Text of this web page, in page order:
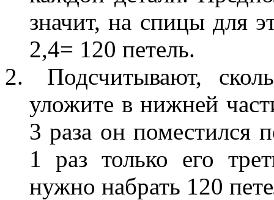
значит, на спицы для
2,4= 120 петель.
Подсчитывают,
уложите в нижней
3 раза он поместился
1 раз только его
нужно набрать 120